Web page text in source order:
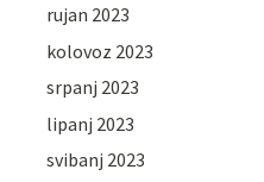
rujan 2023
kolovoz 2023
srpanj 2023
lipanj 2023
svibanj 2023